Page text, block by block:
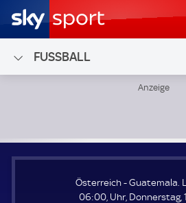
FUSSBALL
Österreich - Guatemala.
06:00, Uhr, Donnerstag,